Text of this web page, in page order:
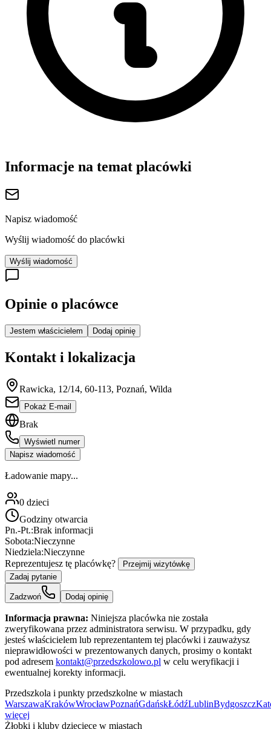
Informacje na temat placówki
Napisz wiadomość
Wyślij wiadomość do placówki
Wyślij wiadomość
Opinie o placówce
Jestem właścicielem Dodaj opinię
Kontakt i lokalizacja
Rawicka, 12/14, 60-113, Poznań, Wilda
Pokaż E-mail
Brak
Wyświetl numer
Napisz wiadomość
Ładowanie mapy...
0 dzieci
Godziny otwarcia
Pn.-Pt.:Brak informacji
Sobota:Nieczynne
Niedziela:Nieczynne
Reprezentujesz tę placówkę?
Przejmij wizytówkę
Zadaj pytanie
Zadzwoń Dodaj opinię
Informacja prawna: Niniejsza placówka nie została
zweryfikowana przez administratora serwisu. W przypadku, gdy
jesteś właścicielem lub reprezentantem tej placówki i zauważysz
nieprawidłowości w prezentowanych danych, prosimy o kontakt
pod adresem kontakt@przedszkolowo.pl w celu weryfikacji i
ewentualnej korekty informacji.
Przedszkola i punkty przedszkolne w miastach
WarszawaKrakówWrocławPoznańGdańskŁódźLublinBydgoszcz
więcej
Żłobki i kluby dziecięce w miastach